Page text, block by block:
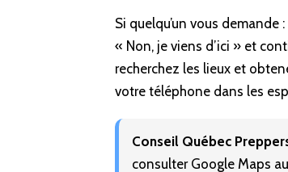
Si quelqu’un vous demande
« Non, je viens d’ici » et
recherchez les lieux et
votre téléphone dans les
Conseil Québec
consulter Google Maps